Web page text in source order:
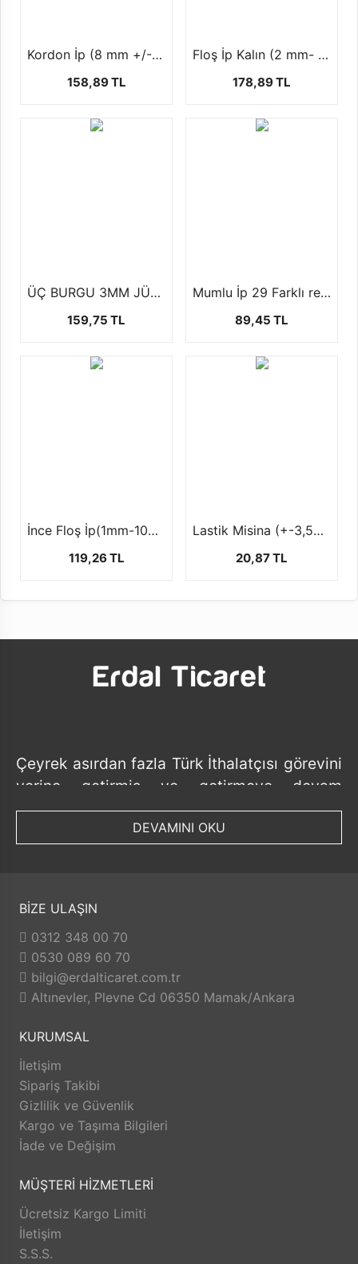
Kordon İp (8 mm +/-50 mt)
158,89 TL
Floş İp Kalın (2 mm- 100 yars-92 mt)
178,89 TL
ÜÇ BURGU 3MM JÜT İP (500 GR)
159,75 TL
Mumlu İp 29 Farklı renk seçeneği ile ( 1 mm +- 100 mt)
89,45 TL
İnce Floş İp(1mm-100 yards-92 mt)
119,26 TL
Lastik Misina (+-3,5MT)
20,87 TL
Çeyrek asırdan fazla Türk İthalatçısı görevini
yerine getirmiş ve getirmeye devam
etmektedir.
Tedarik ettiği ürünlerde her geçen gün ürün
etmektedir.
Faaliyeti boyunca toplumsal değerlerimize
ve ülke ekonomimize faydalı olma
prensibinden taviz vermemiş ve
vermeyecektir.
Dünya genelini etkileyen pandemi (covit 19)
sürecinde ise sürdürülebilir ekonomi, istikrarlı
faaliyet esasında daha çok hizmet ve "mutlu
müşteri, mutlu işyeri" felsefesi ile internet
online satış modülü ile hizmetinizdedir.
Şuan online satış sisteminde kısmen hizmet
vermeye devam ederken; geliştirmekte
hizmetinize sunmaktdır.
Şimdilik satışa sunmuş olduğu el sanatları
malzemelerini yardımcı ekipmanları ve diğer
bir çok ürünün ilk tedarikçi olan Erdal Ticaret,
DEVAMINI OKU
BİZE ULAŞIN
0312 348 00 70
0530 089 60 70
bilgi@erdalticaret.com.tr
Altınevler, Plevne Cd 06350 Mamak/Ankara
KURUMSAL
İletişim
Sipariş Takibi
Gizlilik ve Güvenlik
Kargo ve Taşıma Bilgileri
İade ve Değişim
MÜŞTERİ HİZMETLERİ
Ücretsiz Kargo Limiti
İletişim
S.S.S.